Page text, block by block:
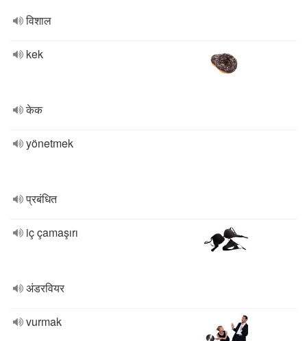
विशाल
kek
केक
yönetmek
प्रबंधित
iç çamaşırı
अंडरवियर
vurmak